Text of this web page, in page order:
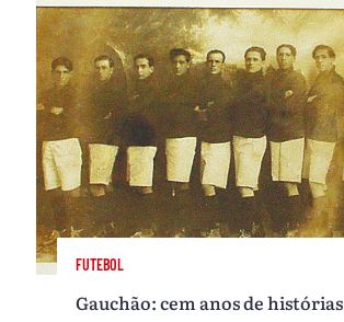
FUTEBOL
Gauchão: cem anos de histórias